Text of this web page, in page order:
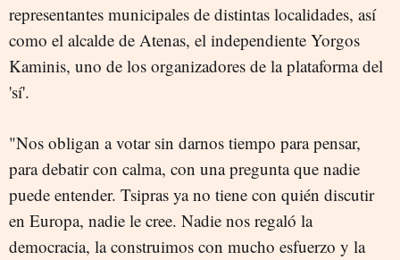
representantes municipales de distintas localidades, así
como el alcalde de Atenas, el independiente Yorgos
Kaminis, uno de los organizadores de la plataforma del
'sí'.
"Nos obligan a votar sin darnos tiempo para pensar,
para debatir con calma, con una pregunta que nadie
puede entender. Tsipras ya no tiene con quién discutir
en Europa, nadie le cree. Nadie nos regaló la
democracia, la construimos con mucho esfuerzo y la